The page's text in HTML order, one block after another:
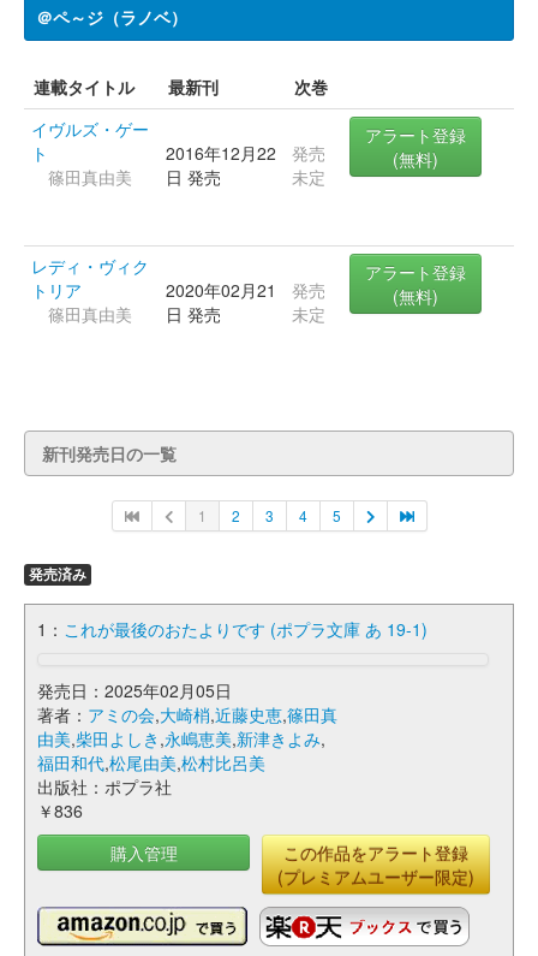
＠ペ～ジ（ラノベ）
連載タイトル 最新刊
次巻
イヴルズ・ゲー
ト
篠田真由美
2016年12月22
日 発売
発売
未定
アラート登録
(無料)
レディ・ヴィク
トリア
篠田真由美
2020年02月21
日 発売
発売
未定
アラート登録
(無料)
新刊発売日の一覧
1 2 3 4 5
発売済み
1： これが最後のおたよりです (ポプラ文庫 あ 19-1)
発売日：2025年02月05日
著者： アミの会,大崎梢,近藤史恵,篠田真
由美,柴田よしき ,永嶋恵美,新津きよみ,
福田和代,松尾由美,松村比呂美
出版社：ポプラ社
￥836
購入管理
この作品をアラート登録
(プレミアムユーザー限定)